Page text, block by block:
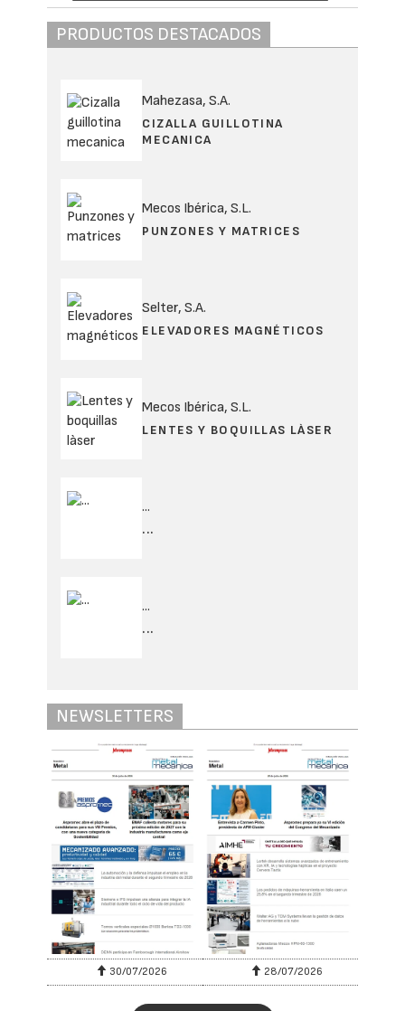
PRODUCTOS DESTACADOS
Mahezasa, S.A.
CIZALLA GUILLOTINA
MECANICA
Mecos Ibérica, S.L.
PUNZONES Y MATRICES
Selter, S.A.
ELEVADORES MAGNÉTICOS
Mecos Ibérica, S.L.
LENTES Y BOQUILLAS LÀSER
...
...
...
...
NEWSLETTERS
30/07/2026 28/07/2026